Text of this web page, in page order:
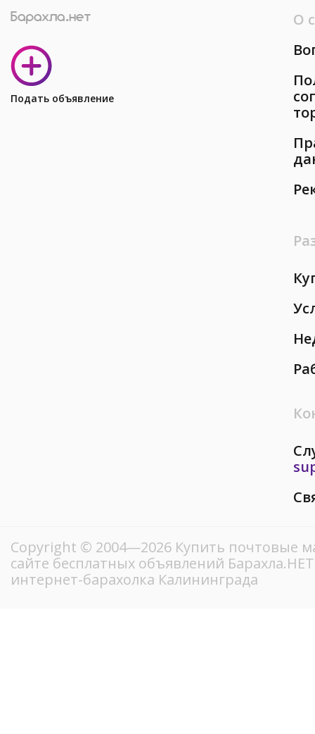
Подать объявление
О
Copyright © 2004—2026 Купить почтовые
сайте бесплатных объявлений
интернет-барахолка Калининграда